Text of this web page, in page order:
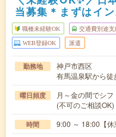
当募集＊まずはイ
職種未経験OK 交通費別途支
WEB登録OK 派遣
勤務地
神戸市西区
有馬温泉駅から徒
曜日頻度
月～金の間でシ
(不可のご相談OK)
時間 9:00 ～ 18:00【休